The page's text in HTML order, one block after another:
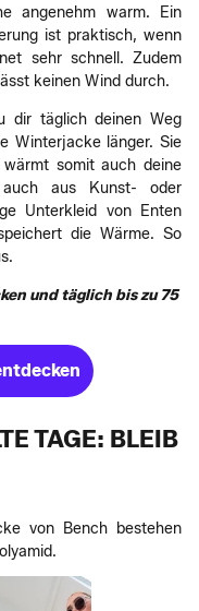
angenehm warm. Ein
ist praktisch, wenn
sehr schnell. Zudem
keinen Wind durch.
dir täglich deinen Weg
Winterjacke länger. Sie
somit auch deine
aus Kunst- oder
Unterkleid von Enten
die Wärme. So
und täglich bis zu 75
TAGE: BLEIB
von Bench bestehen